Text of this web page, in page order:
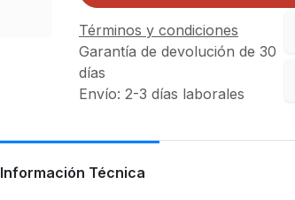
Términos y condiciones
Garantía de devolución de 30
días
Envío: 2-3 días laborales
Información Técnica